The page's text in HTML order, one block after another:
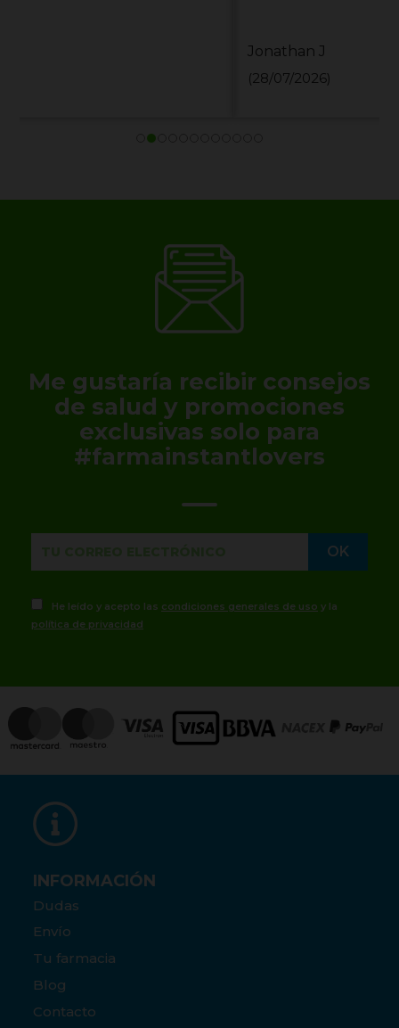
Me gustaría recibir consejos
de salud y promociones
exclusivas solo para
#farmainstantlovers
He leído y acepto las condiciones generales de uso y la
política de privacidad
INFORMACIÓN
Dudas
Envío
Tu farmacia
Blog
Contacto